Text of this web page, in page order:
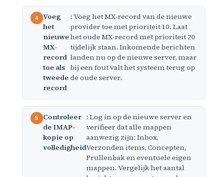
Voeg
het
nieuwe
MX-
record
toe als
tweede
record
: Voeg het MX-record van de nieuwe
provider toe met prioriteit 10. Laat
het oude MX-record met prioriteit 20
tijdelijk staan. Inkomende berichten
landen nu op de nieuwe server, maar
bij een fout valt het systeem terug op
de oude server.
Controleer
de IMAP-
kopie op
volledigheid
: Log in op de nieuwe server en
verifieer dat alle mappen
aanwezig zijn: Inbox,
Verzonden items, Concepten,
Prullenbak en eventuele eigen
mappen. Vergelijk het aantal